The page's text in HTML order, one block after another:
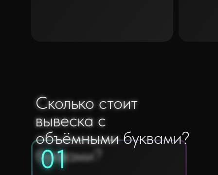
01
01
Сколько стоит
вывеска с
объёмными буквами?
Сколько стоит
вывеска с
объёмными
буквами?